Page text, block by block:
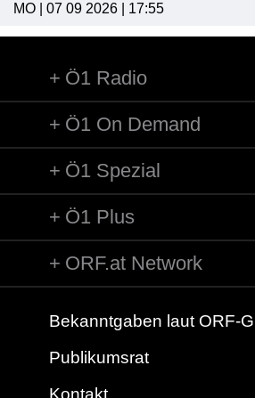
MO | 07 09 2026 | 17:55
Ö1 Radio
Ö1 On Demand
Ö1 Spezial
Ö1 Plus
ORF.at Network
Bekanntgaben laut ORF-G
Publikumsrat